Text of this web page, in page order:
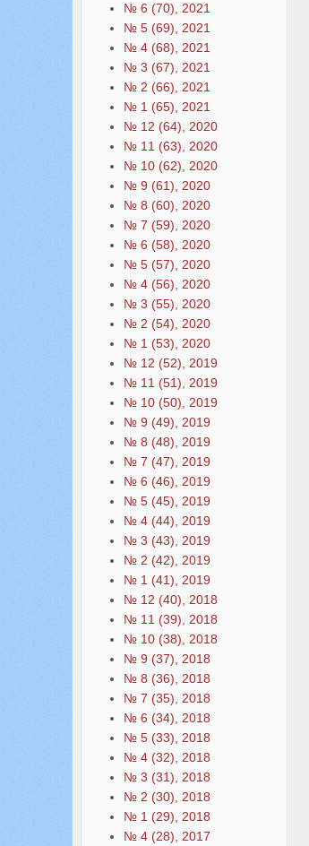
№ 6 (70), 2021
№ 5 (69), 2021
№ 4 (68), 2021
№ 3 (67), 2021
№ 2 (66), 2021
№ 1 (65), 2021
№ 12 (64), 2020
№ 11 (63), 2020
№ 10 (62), 2020
№ 9 (61), 2020
№ 8 (60), 2020
№ 7 (59), 2020
№ 6 (58), 2020
№ 5 (57), 2020
№ 4 (56), 2020
№ 3 (55), 2020
№ 2 (54), 2020
№ 1 (53), 2020
№ 12 (52), 2019
№ 11 (51), 2019
№ 10 (50), 2019
№ 9 (49), 2019
№ 8 (48), 2019
№ 7 (47), 2019
№ 6 (46), 2019
№ 5 (45), 2019
№ 4 (44), 2019
№ 3 (43), 2019
№ 2 (42), 2019
№ 1 (41), 2019
№ 12 (40), 2018
№ 11 (39), 2018
№ 10 (38), 2018
№ 9 (37), 2018
№ 8 (36), 2018
№ 7 (35), 2018
№ 6 (34), 2018
№ 5 (33), 2018
№ 4 (32), 2018
№ 3 (31), 2018
№ 2 (30), 2018
№ 1 (29), 2018
№ 4 (28), 2017